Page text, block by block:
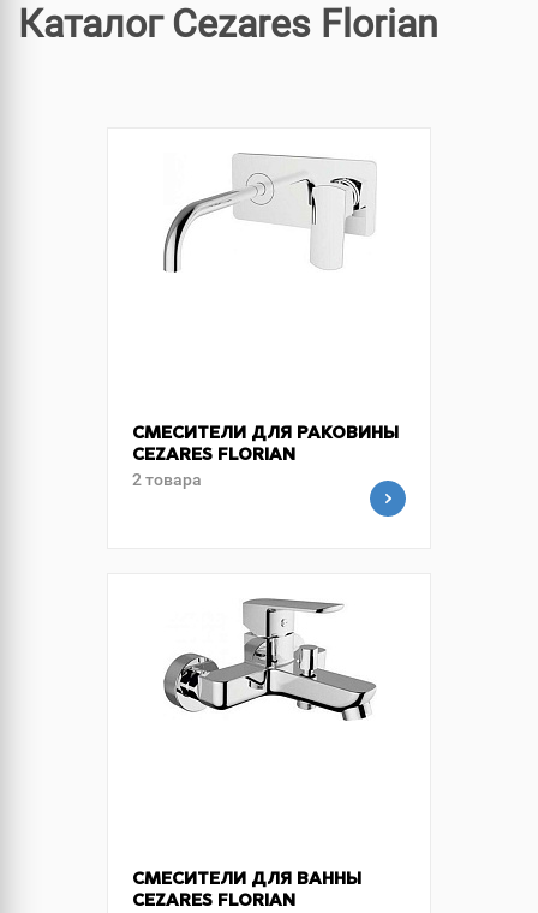
Каталог Cezares Florian
СМЕСИТЕЛИ ДЛЯ РАКОВИНЫ
CEZARES FLORIAN
2 товара
СМЕСИТЕЛИ ДЛЯ ВАННЫ
CEZARES FLORIAN